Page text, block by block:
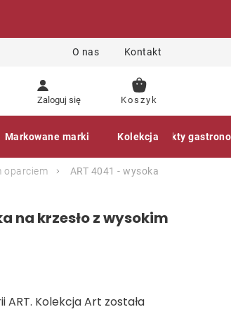
O nas Kontakt
Zaloguj się KOSZYK
Akcesoria Parasole Produkty
Markowane marki Kolekcja
oparciem
ART 4041 - wysoka
na krzesło z wysokim
ART. Kolekcja Art została